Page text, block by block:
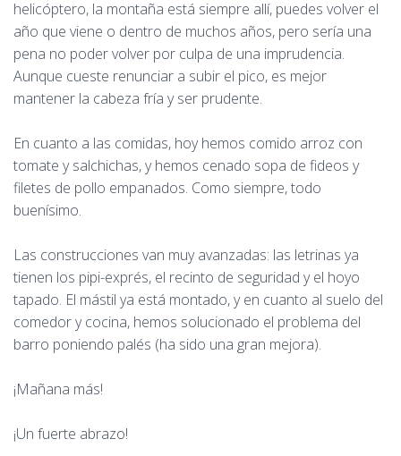
helicóptero, la montaña está siempre allí, puedes volver el
año que viene o dentro de muchos años, pero sería una
pena no poder volver por culpa de una imprudencia.
Aunque cueste renunciar a subir el pico, es mejor
mantener la cabeza fría y ser prudente.
En cuanto a las comidas, hoy hemos comido arroz con
tomate y salchichas, y hemos cenado sopa de fideos y
filetes de pollo empanados. Como siempre, todo
buenísimo.
Las construcciones van muy avanzadas: las letrinas ya
tienen los pipi-exprés, el recinto de seguridad y el hoyo
tapado. El mástil ya está montado, y en cuanto al suelo del
comedor y cocina, hemos solucionado el problema del
barro poniendo palés (ha sido una gran mejora).
¡Mañana más!
¡Un fuerte abrazo!